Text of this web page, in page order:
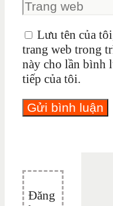
Lưu tên của
trang web trong
này cho lần bình
tiếp của tôi.
Đăng